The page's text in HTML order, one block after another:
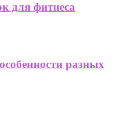
для фитнеса
разных